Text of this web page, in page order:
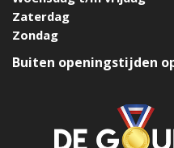
Zaterdag
Zondag
Buiten openingstijden